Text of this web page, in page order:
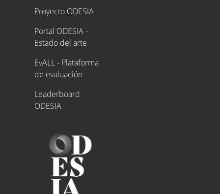
Proyecto ODESIA
Proyecto ODESIA
Portal ODESIA -
Estado del arte
EvALL - Plataforma
de evaluación
Leaderboard
ODESIA